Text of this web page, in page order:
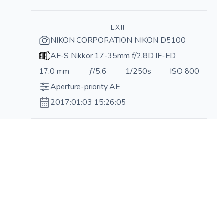
EXIF
NIKON CORPORATION NIKON D5100
AF-S Nikkor 17-35mm f/2.8D IF-ED
17.0 mm
ƒ/5.6 1/250s
ISO 800
Aperture-priority AE
2017:01:03 15:26:05